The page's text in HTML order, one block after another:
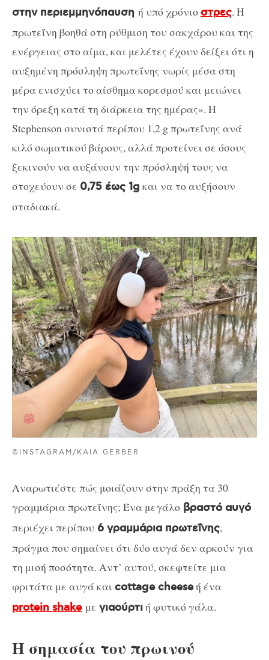
στην περιεμμηνόπαυση ή υπό χρόνιοστρες. Η
πρωτεΐνη βοηθά στη ρύθμιση του σακχάρου και της
ενέργειας στο αίμα, και μελέτες έχουν δείξει ότι η
αυξημένη πρόσληψη πρωτεΐνης νωρίς μέσα στη
μέρα ενισχύει το αίσθημα κορεσμού και μειώνει
την όρεξη κατά τη διάρκεια της ημέρας». Η
Stephenson συνιστά περίπου 1,2 g πρωτεΐνης ανά
κιλό σωματικού βάρους, αλλά προτείνει σε όσους
ξεκινούν να αυξάνουν την πρόσληψή τους να
στοχεύουν σε 0,75 έως 1g και να το αυξήσουν
σταδιακά.
©INSTAGRAM/KAIA GERBER
Αναρωτιέστε πώς μοιάζουν στην πράξη τα 30
γραμμάρια πρωτεΐνης; Ένα μεγάλο βραστό αυγό
περιέχει περίπου 6 γραμμάρια πρωτεΐνης,
πράγμα που σημαίνει ότι δύο αυγά δεν αρκούν για
τη μισή ποσότητα. Αντ’ αυτού, σκεφτείτε μια
φριτάτα με αυγά και cottage cheeseή ένα
protein shakeμε γιαούρτιή φυτικό γάλα.
Η σημασία του πρωινού